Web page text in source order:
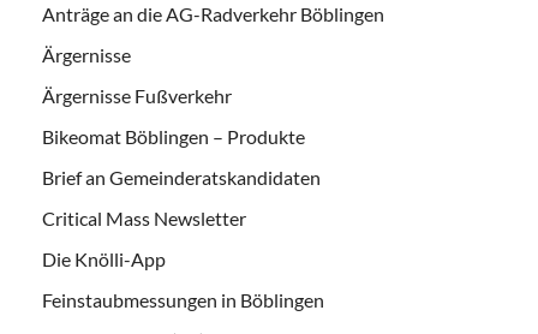
Anträge an die AG-Radverkehr Böblingen
Ärgernisse
Ärgernisse Fußverkehr
Bikeomat Böblingen – Produkte
Brief an Gemeinderatskandidaten
Critical Mass Newsletter
Die Knölli-App
Feinstaubmessungen in Böblingen